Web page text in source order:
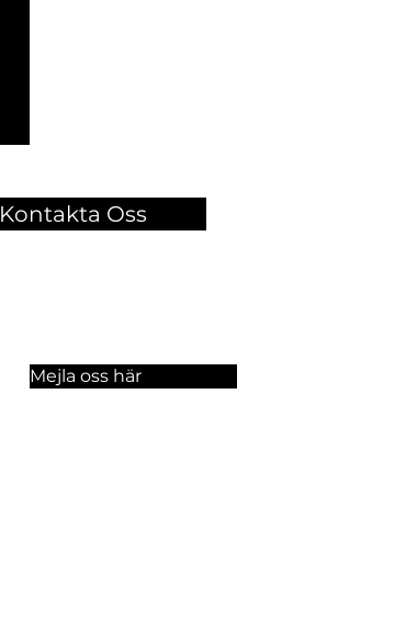
Kontakta Oss
Mejla oss här